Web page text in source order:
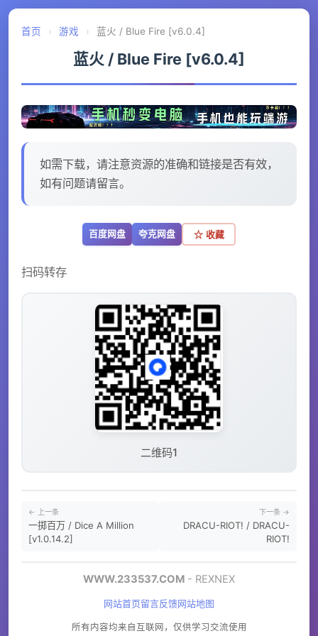
首页 › 游戏 › 蓝火 / Blue Fire [v6.0.4]
蓝火 / Blue Fire [v6.0.4]
如需下载，请注意资源的准确和链接是否有效，
如有问题请留言。
百度网盘 夸克网盘 ☆ 收藏
扫码转存
二维码1
← 上一条
一掷百万 / Dice A Million
[v1.0.14.2]
下一条 →
DRACU-RIOT! / DRACU-
RIOT!
WWW.233537.COM - REXNEX
网站首页留言反馈网站地图
所有内容均来自互联网，仅供学习交流使用